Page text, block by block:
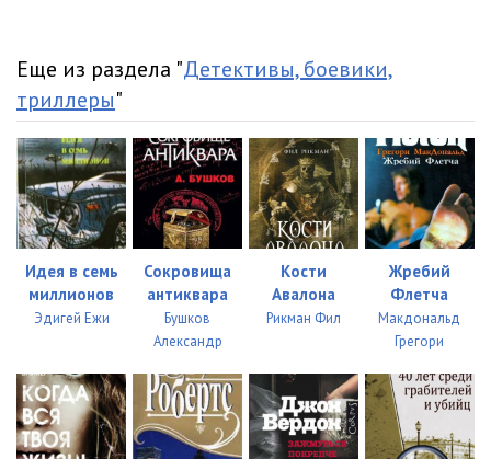
Еще из раздела "Детективы, боевики,
триллеры"
Идея в семь
миллионов
Эдигей Ежи
Сокровища
антиквара
Бушков
Александр
Кости
Авалона
Рикман Фил
Жребий
Флетча
Макдональд
Грегори